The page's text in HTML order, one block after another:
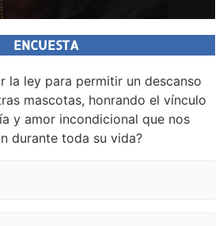
ENCUESTA
la ley para permitir un descanso
mascotas, honrando el vínculo
y amor incondicional que nos
durante toda su vida?